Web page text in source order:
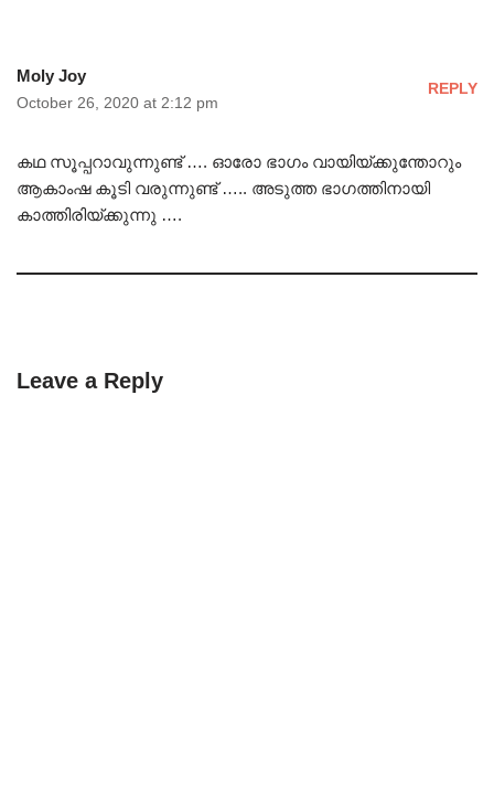
Moly Joy
October 26, 2020 at 2:12 pm
REPLY
കഥ സൂപ്പറാവുന്നുണ്ട് …. ഓരോ ഭാഗം വായിയ്ക്കുന്തോറും
ആകാംഷ കൂടി വരുന്നുണ്ട് ….. അടുത്ത ഭാഗത്തിനായി
കാത്തിരിയ്ക്കുന്നു ….
Leave a Reply